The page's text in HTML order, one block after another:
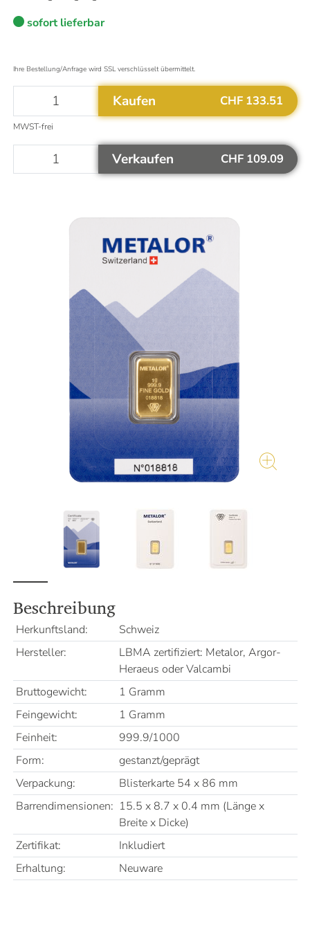
Mehr Informationen
sofort lieferbar
Ihre Bestellung/Anfrage wird SSL verschlüsselt übermittelt.
Kaufen CHF 133.51
MWST-frei
Verkaufen CHF 109.09
Beschreibung
Herkunftsland:
Schweiz
Hersteller:
LBMA zertifiziert: Metalor, Argor-
Heraeus oder Valcambi
Bruttogewicht:
1 Gramm
Feingewicht:
1 Gramm
Feinheit:
999.9/1000
Form:
gestanzt/geprägt
Verpackung:
Blisterkarte 54 x 86 mm
Barrendimensionen: 15.5 x 8.7 x 0.4 mm (Länge x
Breite x Dicke)
Zertifikat:
Inkludiert
Erhaltung:
Neuware
Warum ist Gold eine gute Investition?
Altgold verkaufen
Goldvreneli kaufen
Flexible Goldbarren kaufen